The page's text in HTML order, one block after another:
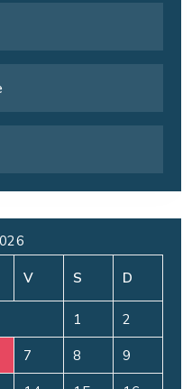
V S D
1 2
7 8 9